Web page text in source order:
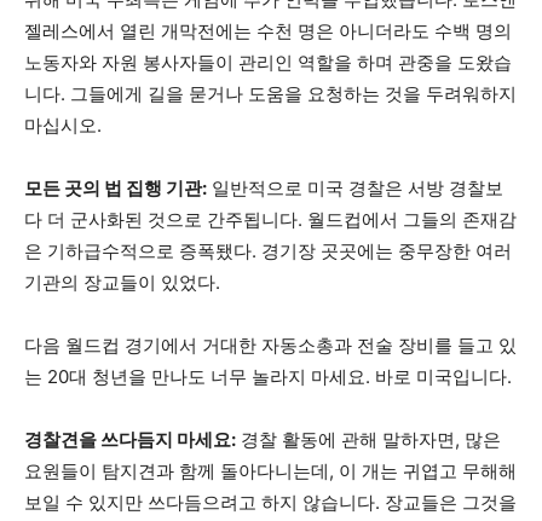
젤레스에서 열린 개막전에는 수천 명은 아니더라도 수백 명의
노동자와 자원 봉사자들이 관리인 역할을 하며 관중을 도왔습
니다. 그들에게 길을 묻거나 도움을 요청하는 것을 두려워하지
마십시오.
모든 곳의 법 집행 기관: 일반적으로 미국 경찰은 서방 경찰보
다 더 군사화된 것으로 간주됩니다. 월드컵에서 그들의 존재감
은 기하급수적으로 증폭됐다. 경기장 곳곳에는 중무장한 여러
기관의 장교들이 있었다.
다음 월드컵 경기에서 거대한 자동소총과 전술 장비를 들고 있
는 20대 청년을 만나도 너무 놀라지 마세요. 바로 미국입니다.
경찰견을 쓰다듬지 마세요: 경찰 활동에 관해 말하자면, 많은
요원들이 탐지견과 함께 돌아다니는데, 이 개는 귀엽고 무해해
보일 수 있지만 쓰다듬으려고 하지 않습니다. 장교들은 그것을